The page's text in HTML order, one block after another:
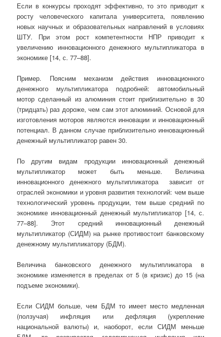
Если в конкурсы проходят эффективно, то это приводит к
росту человеческого капитала университета, появлению
новых научных и образовательных направлений в условиях
ШТУ. При этом рост компетентности НПР приводит к
увеличению инновационного денежного мультипликатора в
экономике [14, с. 77–88].
Пример. Поясним механизм действия инновационного
денежного мультипликатора подробней: автомобильный
мотор сделанный из алюминия стоит приблизительно в 30
(тридцать) раз дороже, чем сам этот алюминий. Основой для
изготовления моторов являются инновации и инновационный
потенциал. В данном случае приблизительно инновационный
денежный мультипликатор равен 30.
По другим видам продукции инновационный денежный
мультипликатор может быть меньше. Величина
инновационного денежного мультипликатора зависит от
отраслей экономики и уровня развития технологий: чем выше
технологический уровень продукции, тем выше средний по
экономике инновационный денежный мультипликатор [14, с.
77–88]. Этот средний инновационный денежный
мультипликатор (СИДМ) на рынке противостоит банковскому
денежному мультипликатору (БДМ).
Величина банковского денежного мультипликатора в
экономике изменяется в пределах от 5 (в кризис) до 15 (на
подъеме экономики).
Если СИДМ больше, чем БДМ то имеет место медленная
(ползучая) инфляция или дефляция (укрепление
национальной валюты) и, наоборот, если СИДМ меньше